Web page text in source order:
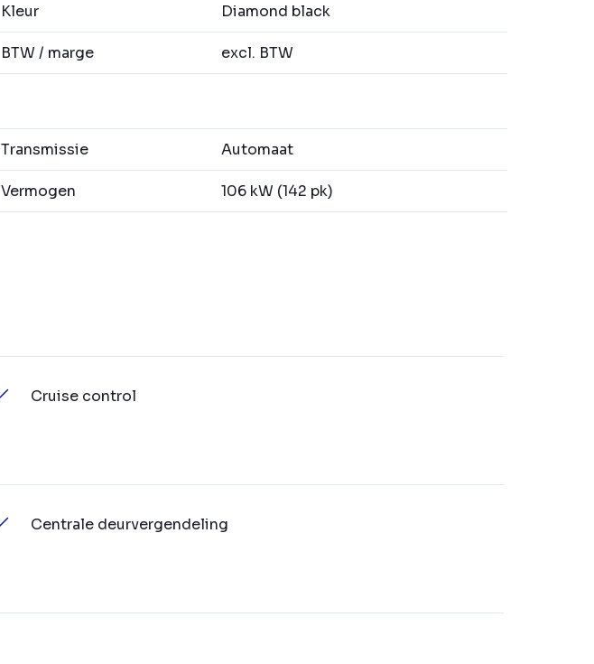
Kleur Diamond black
BTW / marge excl. BTW
Transmissie Automaat
Vermogen 106 kW (142 pk)
Cruise control
Centrale deurvergendeling